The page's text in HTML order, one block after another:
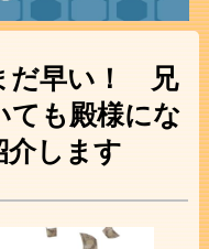
だ早い！ 兄
ても殿様にな
介します